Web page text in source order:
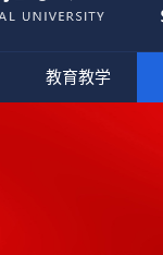
教育教学